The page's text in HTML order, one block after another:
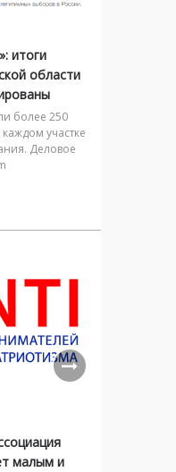
итоги
области
более 250
участке
Деловое
малым и